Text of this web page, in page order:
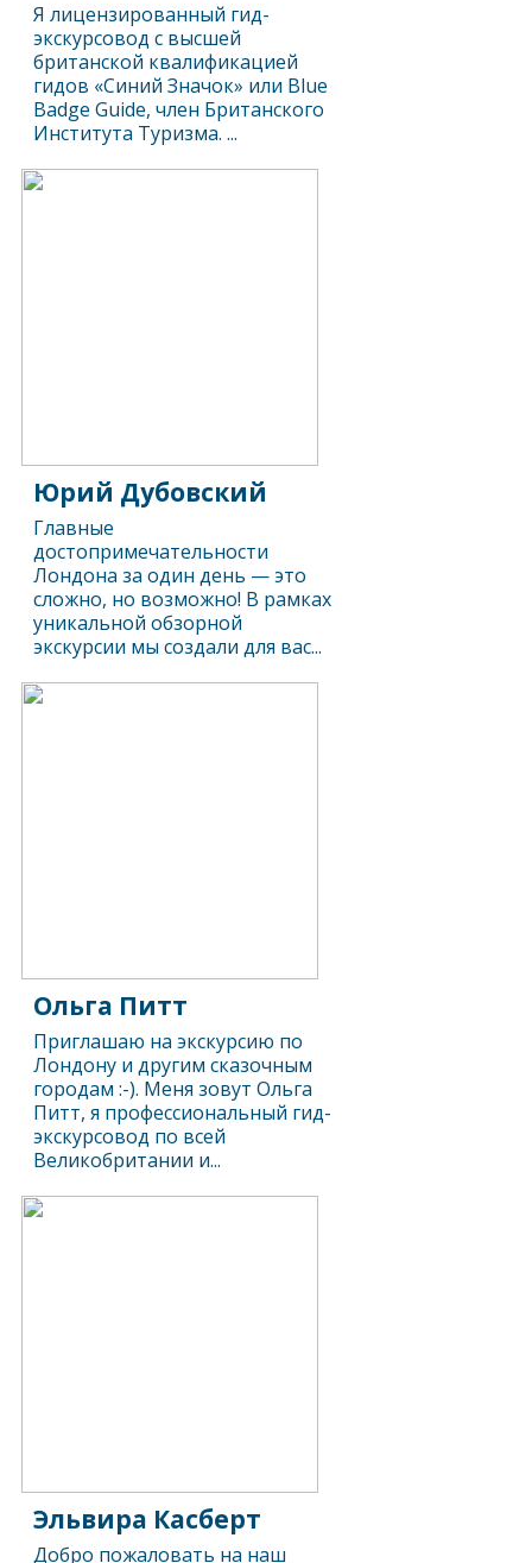
Я лицензированный гид-
экскурсовод с высшей
британской квалификацией
гидов «Синий Значок» или Blue
Badge Guide, член Британского
Института Туризма. ...
Юрий Дубовский
Главные
достопримечательности
Лондона за один день — это
сложно, но возможно! В рамках
уникальной обзорной
экскурсии мы создали для вас...
Ольга Питт
Приглашаю на экскурсию по
Лондону и другим сказочным
городам :-). Меня зовут Ольга
Питт, я профессиональный гид-
экскурсовод по всей
Великобритании и...
Эльвира Касберт
Добро пожаловать на наш